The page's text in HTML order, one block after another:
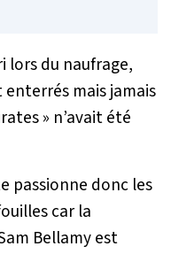
lors du naufrage,
mais jamais
» n’avait été
passionne donc les
car la
Bellamy est